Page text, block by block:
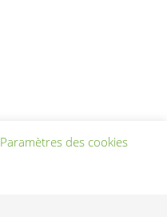
Paramètres des cookies